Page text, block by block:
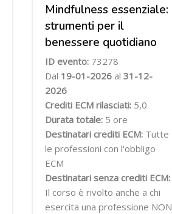
Mindfulness essenziale:
strumenti per il
benessere quotidiano
ID evento: 73278
Dal 19-01-2026 al 31-12-
2026
Crediti ECM rilasciati: 5,0
Durata totale: 5 ore
Destinatari crediti ECM: Tutte
le professioni con l'obbligo
ECM
Destinatari senza crediti ECM:
Il corso è rivolto anche a chi
esercita una professione NON